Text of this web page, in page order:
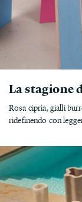
La stagione
Rosa cipria, gialli
ridefinendo con